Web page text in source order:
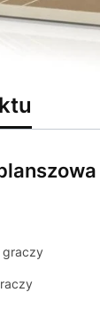
graczy